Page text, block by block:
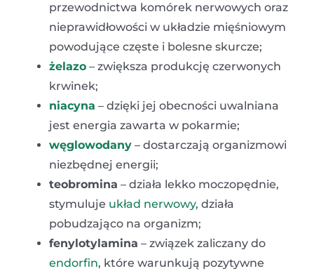
przewodnictwa komórek nerwowych oraz
nieprawidłowości w układzie mięśniowym
powodujące częste i bolesne skurcze;
żelazo – zwiększa produkcję czerwonych
krwinek;
niacyna – dzięki jej obecności uwalniana
jest energia zawarta w pokarmie;
węglowodany – dostarczają organizmowi
niezbędnej energii;
teobromina – działa lekko moczopędnie,
stymuluje układ nerwowy, działa
pobudzająco na organizm;
fenylotylamina – związek zaliczany do
endorfin, które warunkują pozytywne